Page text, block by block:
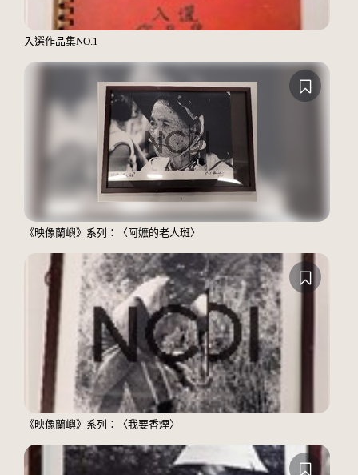
入選作品集NO.1
《映像蘭嶼》系列：〈阿嬤的老人斑〉
《映像蘭嶼》系列：〈我要香煙〉